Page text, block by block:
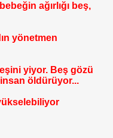
ağırlığı beş,
yönetmen
yiyor. Beş gözü
insan öldürüyor...